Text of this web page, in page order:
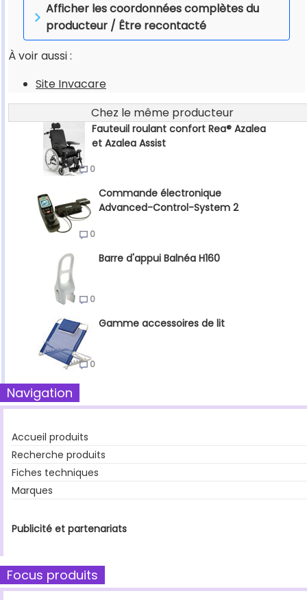
Afficher les coordonnées complètes du
producteur / Être recontacté
À voir aussi :
Site Invacare
Chez le même producteur
Fauteuil roulant confort Rea® Azalea
et Azalea Assist
0
Commande électronique
Advanced-Control-System 2
0
Barre d'appui Balnéa H160
0
Gamme accessoires de lit
0
Navigation
Accueil produits
Recherche produits
Fiches techniques
Marques
Publicité et partenariats
Focus produits